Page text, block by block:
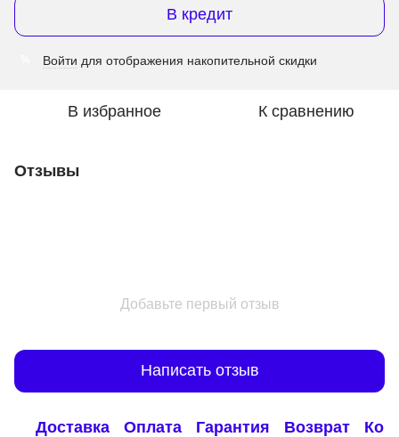
В кредит
Войти для отображения накопительной скидки
В избранное К сравнению
Отзывы
Добавьте первый отзыв
Написать отзыв
Доставка Оплата Гарантия Возврат